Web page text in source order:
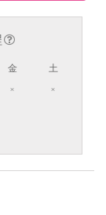
金
×
土
×